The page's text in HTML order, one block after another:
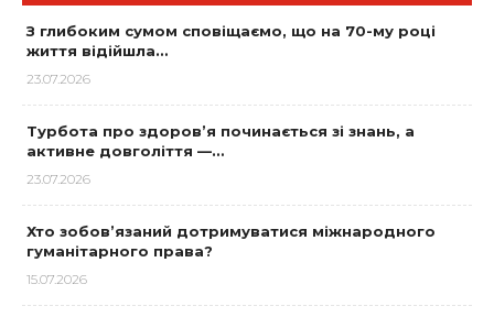
З глибоким сумом сповіщаємо, що на 70-му році
життя відійшла…
23.07.2026
Турбота про здоров’я починається зі знань, а
активне довголіття —…
23.07.2026
Хто зобов’язаний дотримуватися міжнародного
гуманітарного права?
15.07.2026